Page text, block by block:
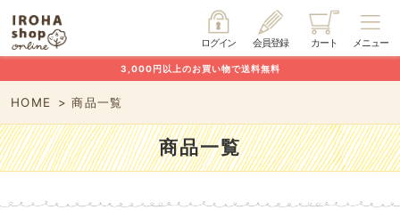
メニュー
カート
会員登録
ログイン
3,000円以上のお買い物で送料無料
HOME 商品一覧
商品一覧